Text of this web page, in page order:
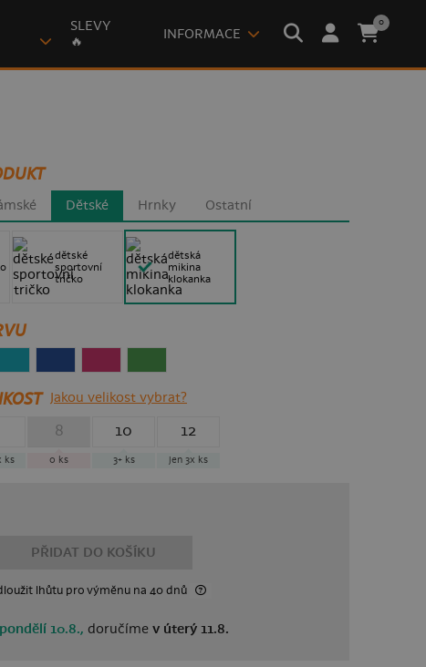
SLEVY
🔥
INFORMACE
0
Dětské Hrnky Ostatní
dětské
sportovní
tričko
dětská
mikina
klokanka
Jakou velikost vybrat?
ks
8
0 ks
10
3+ ks
12
jen 3x ks
PŘIDAT DO KOŠÍKU
lhůtu pro výměnu na 40 dnů
10.8., doručíme v úterý 11.8.